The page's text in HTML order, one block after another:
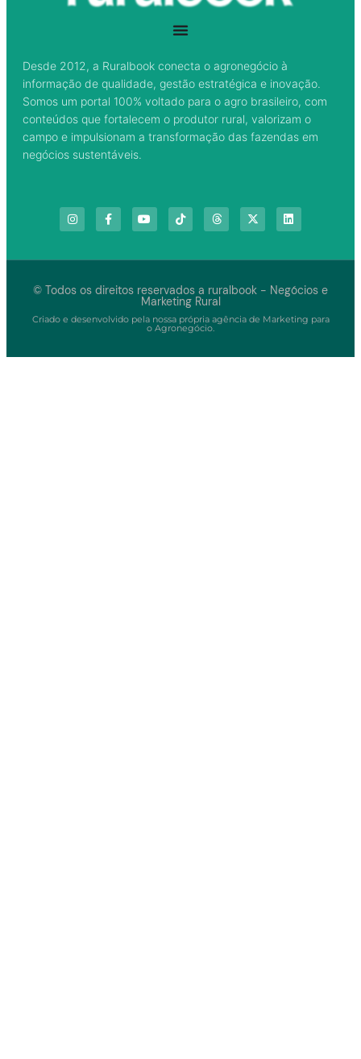
Desde 2012, a Ruralbook conecta o agronegócio à
informação de qualidade, gestão estratégica e inovação.
Somos um portal 100% voltado para o agro brasileiro, com
conteúdos que fortalecem o produtor rural, valorizam o
campo e impulsionam a transformação das fazendas em
negócios sustentáveis.
© Todos os direitos reservados a ruralbook - Negócios e
Marketing Rural
Criado e desenvolvido pela nossa própria agência de Marketing para
o Agronegócio.